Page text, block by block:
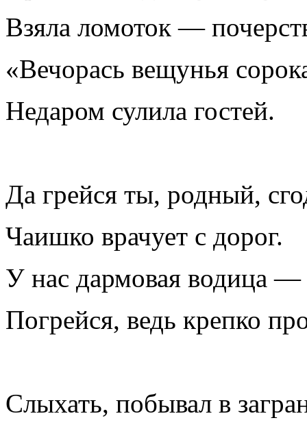
Взяла ломоток —
«Вечорась вещунья
Недаром сулила гостей.
Да грейся ты, родный,
Чаишко врачует с дорог.
У нас дармовая водица —
Погрейся, ведь крепко
Слыхать, побывал в